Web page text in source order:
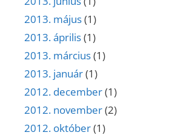
2013. május(1)
2013. április(1)
2013. március(1)
2013. január(1)
2012. december(1)
2012. november(2)
2012. október(1)